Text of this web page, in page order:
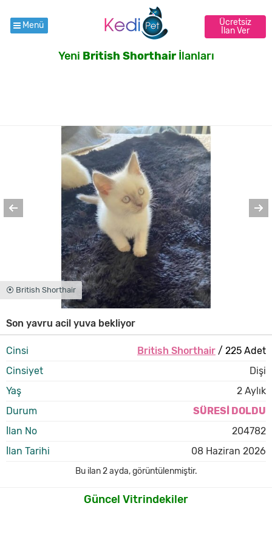
Menü
Ücretsiz
İlan Ver
Yeni British Shorthairİlanları
⦿ British Shorthair
Son yavru acil yuva bekliyor
Cinsi British Shorthair/ 225 Adet
Cinsiyet
Dişi
Yaş
2 Aylık
Durum
SÜRESİ DOLDU
İlan No
204782
İlan Tarihi
08 Haziran 2026
Bu ilan2 ayda,görüntülenmiştir.
Güncel Vitrindekiler